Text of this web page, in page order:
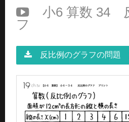
小6 算数 34
フ
反比例のグラフの問題